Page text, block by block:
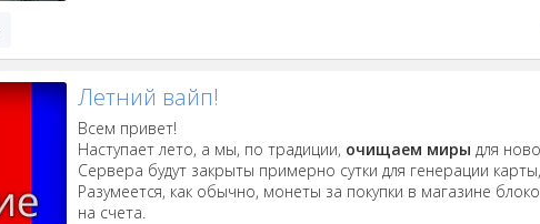
Летний вайп!
Всем привет!
Наступает лето, а мы, по традиции, очищаем миры для
Сервера будут закрыты примерно сутки для генерации
Разумеется, как обычно, монеты за покупки в магазине
на счета.